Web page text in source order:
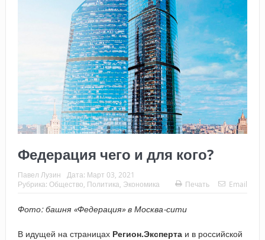
Федерация чего и для кого?
Павел Лузин Дата: Март 03, 2021
Рубрика: Общество Политика Экономика Печать Email
Фото: башня «Федерация» в Москва-сити
В идущей на страницах Регион.Экспертаи в российской